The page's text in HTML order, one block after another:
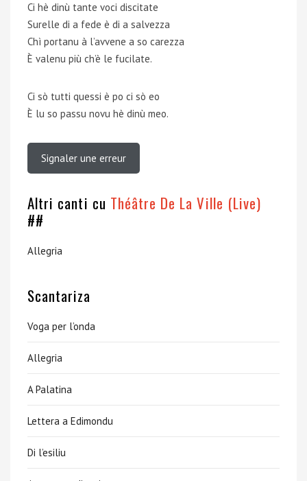
Ci hè dinù tante voci discitate
Surelle di a fede è di a salvezza
Chì portanu à l’avvene a so carezza
È valenu più ch’è le fucilate.
Ci sò tutti quessi è po ci sò eo
È lu so passu novu hè dinù meo.
Signaler une erreur
Altri canti cu Théâtre De La Ville (Live)
##
Allegria
Scantariza
Voga per l’onda
Allegria
A Palatina
Lettera a Edimondu
Di l’esiliu